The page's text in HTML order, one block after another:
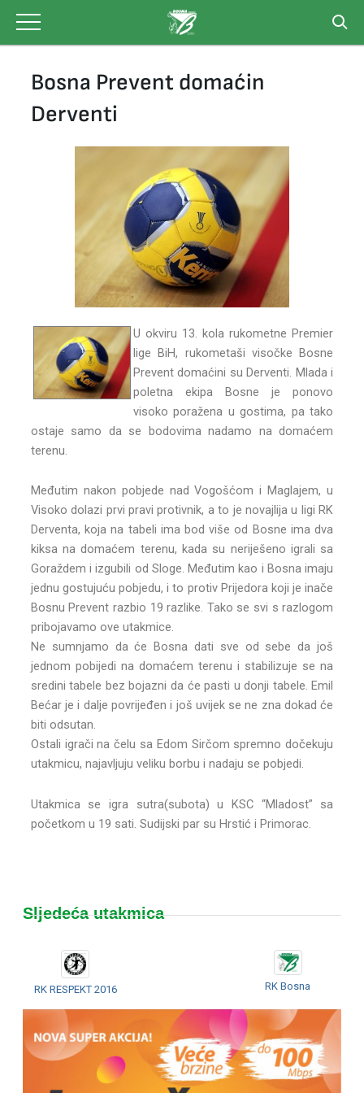
content
Bosna Prevent domaćin
Derventi
U okviru 13. kola rukometne Premier
lige BiH, rukometaši visočke Bosne
Prevent domaćini su Derventi. Mlada i
poletna ekipa Bosne je ponovo
visoko poražena u gostima, pa tako
ostaje samo da se bodovima nadamo na domaćem
terenu.
Međutim nakon pobjede nad Vogošćom i Maglajem, u
Visoko dolazi prvi pravi protivnik, a to je novajlija u ligi RK
Derventa, koja na tabeli ima bod više od Bosne ima dva
kiksa na domaćem terenu, kada su neriješeno igrali sa
Goraždem i izgubili od Sloge. Međutim kao i Bosna imaju
jednu gostujuću pobjedu, i to protiv Prijedora koji je inače
Bosnu Prevent razbio 19 razlike. Tako se svi s razlogom
pribojavamo ove utakmice.
Ne sumnjamo da će Bosna dati sve od sebe da još
jednom pobijedi na domaćem terenu i stabilizuje se na
sredini tabele bez bojazni da će pasti u donji tabele. Emil
Bećar je i dalje povrijeđen i još uvijek se ne zna dokad će
biti odsutan.
Ostali igrači na čelu sa Edom Sirčom spremno dočekuju
utakmicu, najavljuju veliku borbu i nadaju se pobjedi.
Utakmica se igra sutra(subota) u KSC “Mladost” sa
početkom u 19 sati. Sudijski par su Hrstić i Primorac.
Sljedeća utakmica
RK RESPEKT 2016 RK Bosna